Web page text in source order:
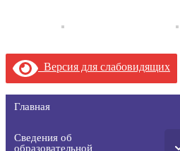
Версия для слабовидящих
Главная
Сведения об
образовательной